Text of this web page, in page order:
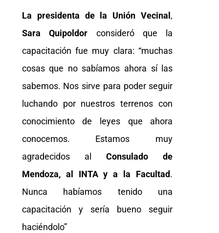
La presidenta de la Unión Vecinal ,
Sara Quipoldor consideró que la
capacitación fue muy clara: “muchas
cosas que no sabíamos ahora sí las
sabemos. Nos sirve para poder seguir
luchando por nuestros terrenos con
conocimiento de leyes que ahora
conocemos. Estamos muy
agradecidos alConsulado de
Mendoza, al INTA y a la Facultad.
Nunca habíamos tenido una
capacitación y sería bueno seguir
haciéndolo”